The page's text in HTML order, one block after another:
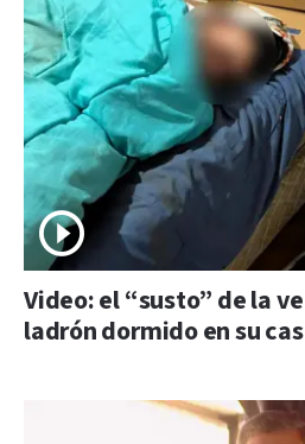
Video: el “susto” de la
ladrón dormido en su